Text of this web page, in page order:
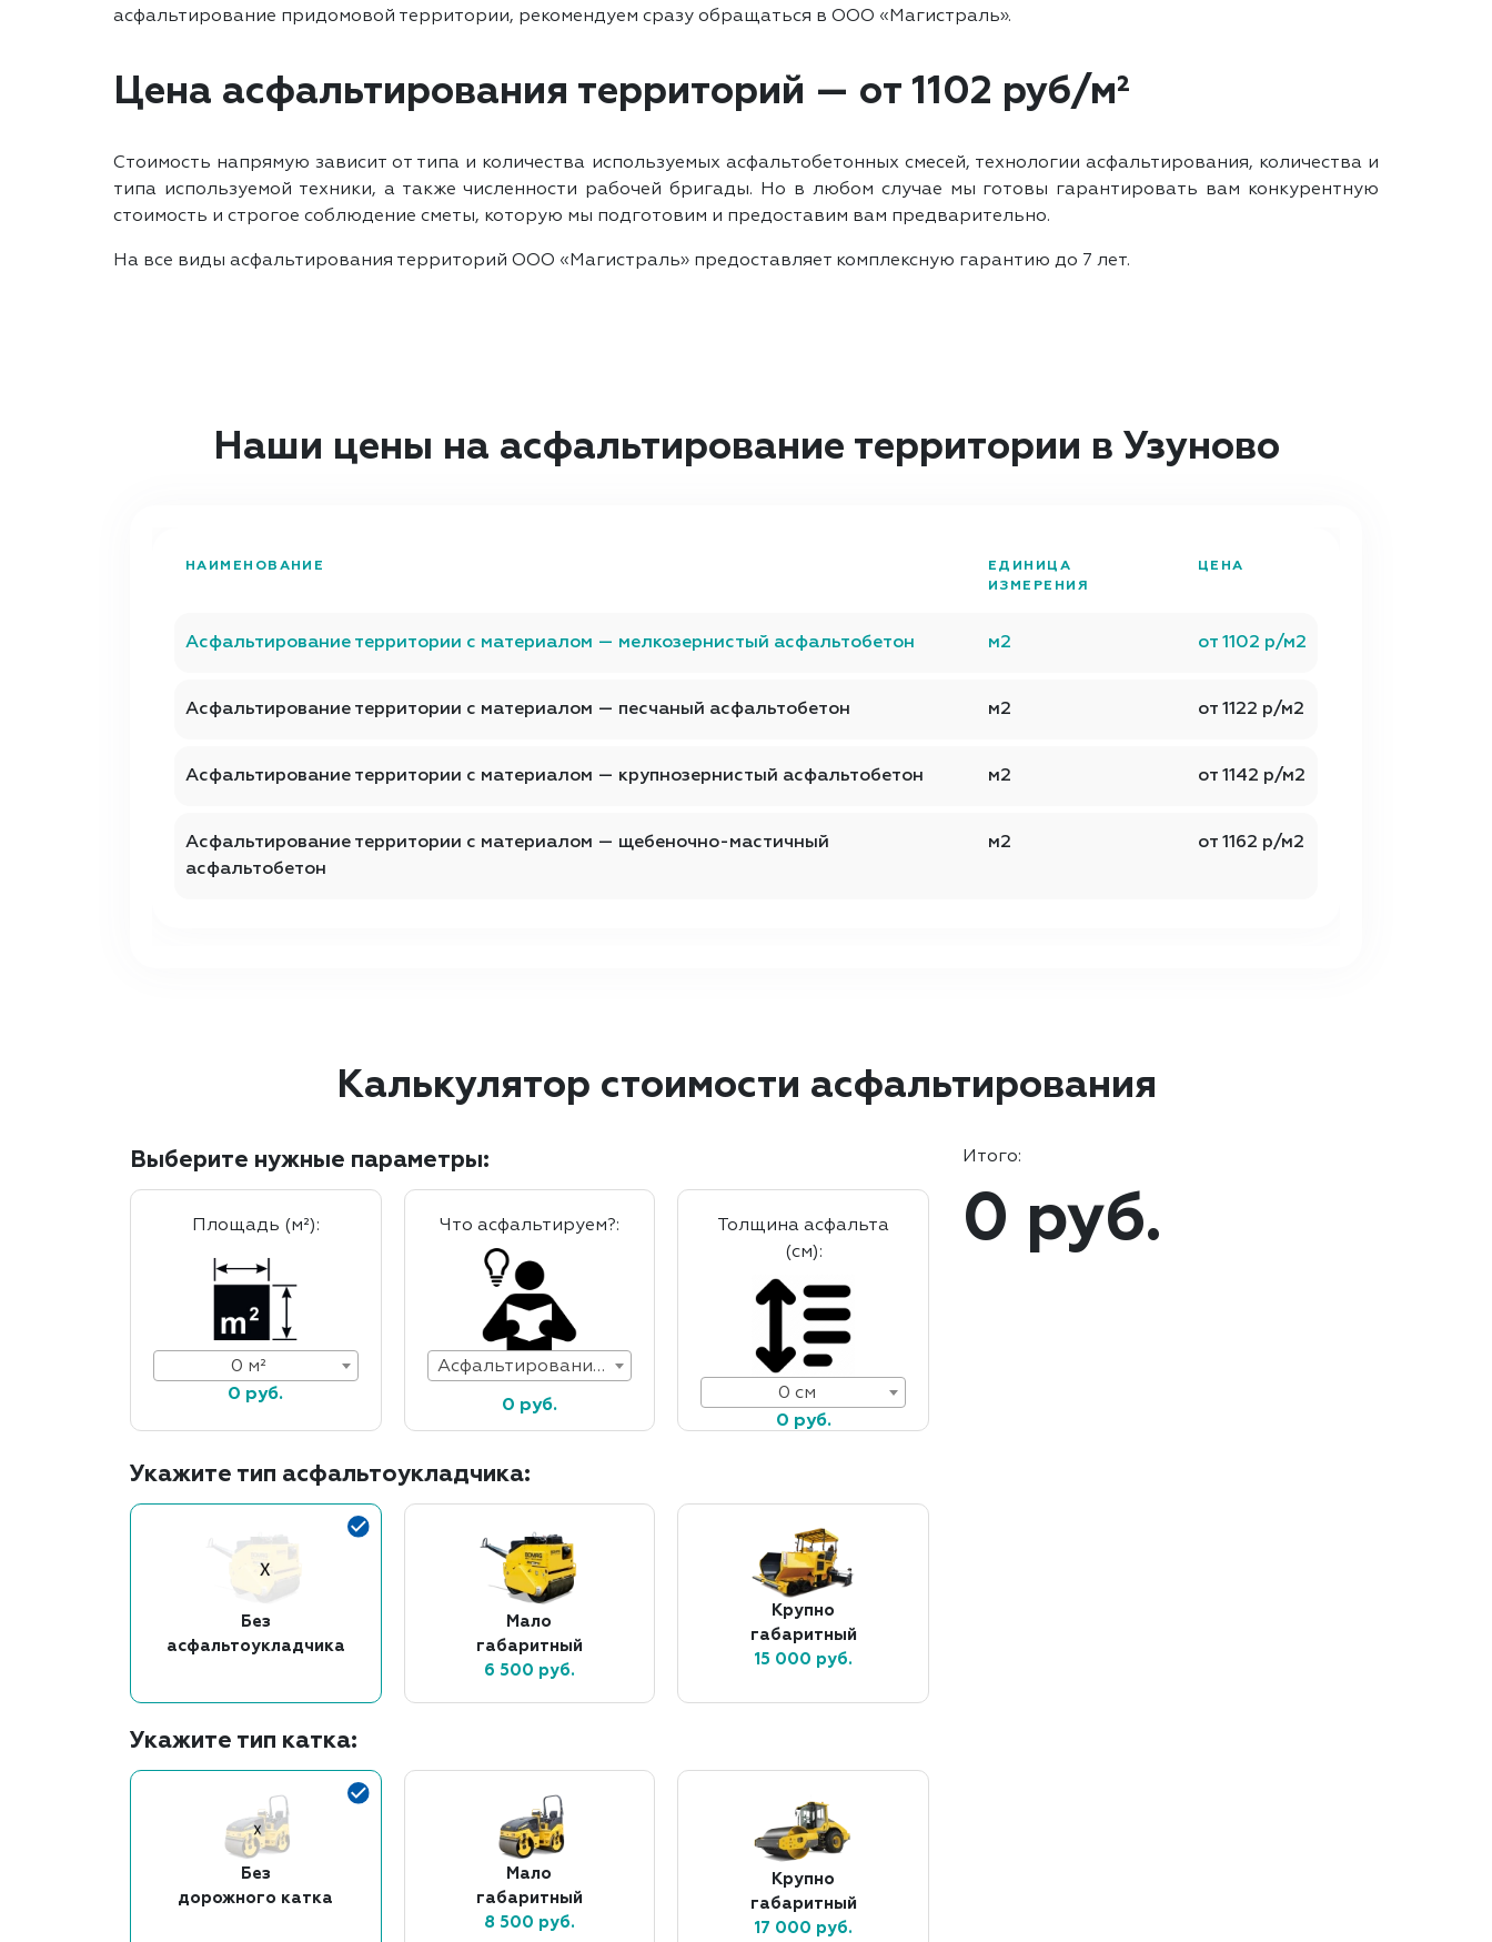
асфальтирование придомовой территории, рекомендуем сразу обращаться в ООО «Магистраль».
Цена асфальтирования территорий — от 1102 руб/м²
Стоимость напрямую зависит от типа и количества используемых асфальтобетонных смесей, технологии асфальтирования, количества и
типа используемой техники, а также численности рабочей бригады. Но в любом случае мы готовы гарантировать вам конкурентную
стоимость и строгое соблюдение сметы, которую мы подготовим и предоставим вам предварительно.
На все виды асфальтирования территорий ООО «Магистраль» предоставляет комплексную гарантию до 7 лет.
Наши цены на асфальтирование территории в Узуново
НАИМЕНОВАНИЕ
ЕДИНИЦА
ИЗМЕРЕНИЯ
ЦЕНА
Асфальтирование территории с материалом — мелкозернистый асфальтобетон м2 от 1102 р/м2
Асфальтирование территории с материалом — песчаный асфальтобетон м2 от 1122 р/м2
Асфальтирование территории с материалом — крупнозернистый асфальтобетон м2 от 1142 р/м2
Асфальтирование территории с материалом — щебеночно-мастичный
асфальтобетон
м2 от 1162 р/м2
Калькулятор стоимости асфальтирования
Выберите нужные параметры:
Площадь (м²):
0 м²
0 руб.
Что асфальтируем?:
Асфальтирование дорог
0 руб.
Толщина асфальта
(см):
0 см
0 руб.
Укажите тип асфальтоукладчика:
Без
асфальтоукладчика
Мало
габаритный
6 500 руб.
Крупно
габаритный
15 000 руб.
Укажите тип катка:
Без
дорожного катка
Мало
габаритный
8 500 руб.
Крупно
габаритный
17 000 руб.
Итого:
0 руб.